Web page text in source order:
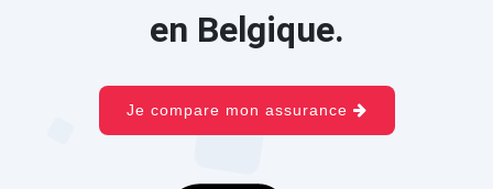
en Belgique.
Je compare mon assurance